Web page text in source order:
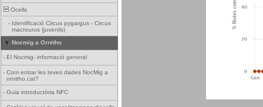
Ocells
- Identificació Circus pygargus - Circus
macrourus (juvenils)
Nocmig a Ornitho
- El Nocmig- informació general
- Com entrar les teves dades NocMig a
ornitho.cat?
- Guia introductòria NFC